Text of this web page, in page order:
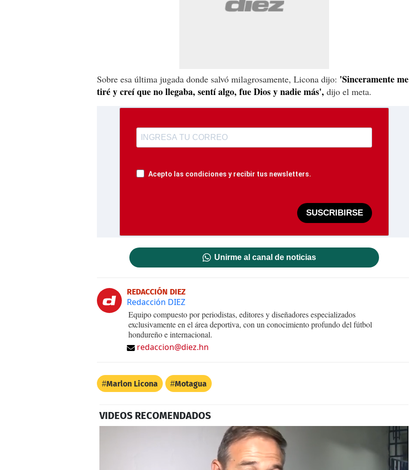
Sobre esa última jugada donde salvó milagrosamente, Licona dijo: 'Sinceramente me
tiré y creí que no llegaba, sentí algo, fue Dios y nadie más', dijo el meta.
Acepto las condiciones y recibir tus newsletters.
SUSCRIBIRSE
Unirme al canal de noticias
REDACCIÓN DIEZ
Redacción DIEZ
Equipo compuesto por periodistas, editores y diseñadores especializados
exclusivamente en el área deportiva, con un conocimiento profundo del fútbol
hondureño e internacional.
redaccion@diez.hn
Marlon Licona Motagua
VIDEOS RECOMENDADOS